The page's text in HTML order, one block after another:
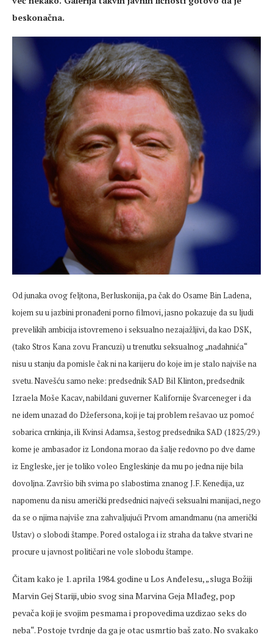
beskonačna.
Od junaka ovog feljtona, Berluskonija, pa čak do Osame Bin Ladena,
kojem su u jazbini pronađeni porno filmovi, jasno pokazuje da su ljudi
prevelikih ambicija istovremeno i seksualno nezajažljivi, da kao DSK,
(tako Stros Kana zovu Francuzi) u trenutku seksualnog „nadahnića“
nisu u stanju da pomisle čak ni na karijeru do koje im je stalo najviše na
svetu. Navešću samo neke: predsednik SAD Bil Klinton, predsednik
Izraela Moše Kacav, nabildani guverner Kalifornije Švarceneger i da
ne idem unazad do Džefersona, koji je taj problem rešavao uz pomoć
sobarica crnkinja, ili Kvinsi Adamsa, šestog predsednika SAD (1825/29.)
kome je ambasador iz Londona morao da šalje redovno po dve dame
iz Engleske, jer je toliko voleo Engleskinje da mu po jedna nije bila
dovoljna. Završio bih svima po slabostima znanog J.F. Kenedija, uz
napomenu da nisu američki predsednici najveći seksualni manijaci, nego
da se o njima najviše zna zahvaljujući Prvom amandmanu (na američki
Ustav) o slobodi štampe. Pored ostaloga i iz straha da takve stvari ne
procure u javnost političari ne vole slobodu štampe.
Čitam kako je 1. aprila 1984. godine u Los Anđelesu, „sluga Božiji
Marvin Gej Stariji, ubio svog sina Marvina Geja Mlađeg, pop
pevača koji je svojim pesmama i propovedima uzdizao seks do
neba“. Postoje tvrdnje da ga je otac usmrtio baš zato. No svakako